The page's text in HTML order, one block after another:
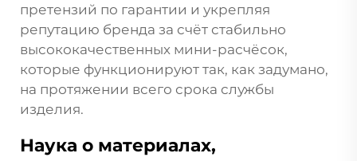
претензий по гарантии и укрепляя
репутацию бренда за счёт стабильно
высококачественных мини-расчёсок,
которые функционируют так, как задумано,
на протяжении всего срока службы
изделия.
Наука о материалах,